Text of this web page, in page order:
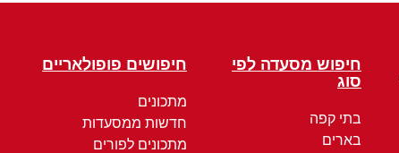
חיפוש מסעדה לפי
סוג
בתי קפה
בארים
חיפושים פופולאריים
מתכונים
חדשות ממסעדות
מתכונים לפורים